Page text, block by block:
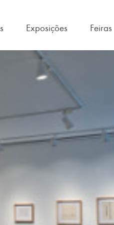
Exposições Feiras